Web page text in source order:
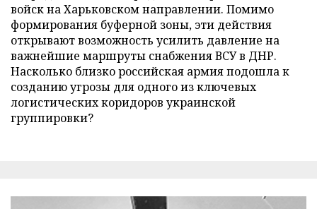
войск на Харьковском направлении. Помимо
формирования буферной зоны, эти действия
открывают возможность усилить давление на
важнейшие маршруты снабжения ВСУ в ДНР.
Насколько близко российская армия подошла к
созданию угрозы для одного из ключевых
логистических коридоров украинской
группировки?